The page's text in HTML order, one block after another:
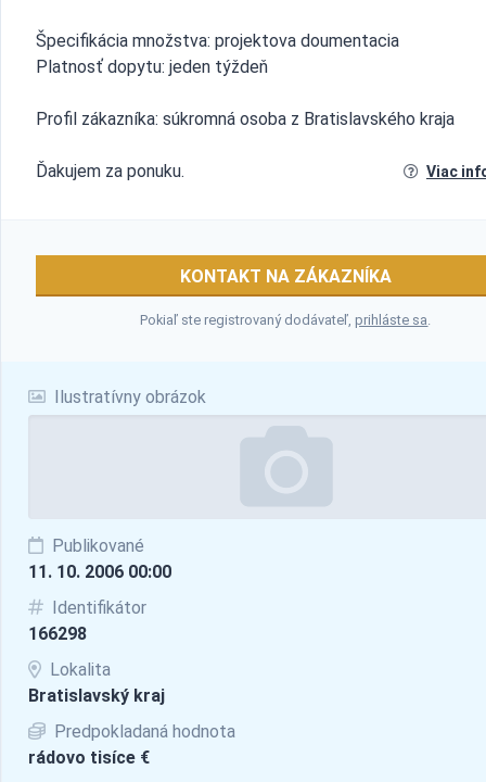
Ilustratívny obrázok
Publikované
11. 10. 2006 00:00
Identifikátor
166298
Lokalita
Bratislavský kraj
Predpokladaná hodnota
rádovo tisíce €
Špecifikácia množstva: projektova doumentacia
Platnosť dopytu: jeden týždeň
Profil zákazníka: súkromná osoba z Bratislavského kraja
Ďakujem za ponuku. Viac
KONTAKT NA ZÁKAZNÍKA
Pokiaľ ste registrovaný dodávateľ,prihláste sa.